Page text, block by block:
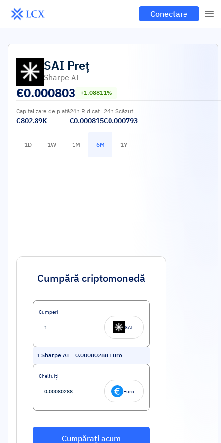
Conectare
SAI Preț
Sharpe AI
€0.000803 +1.08811%
Capitalizare de piață
€802.89K
24h Ridicat
€0.000815
24h Scăzut
€0.000793
1D 1W 1M 6M 1Y
Cumpără criptomonedă
Cumperi
SAI
1 Sharpe AI = 0.00080288 Euro
Cheltuiți
Euro
Cumpărați acum